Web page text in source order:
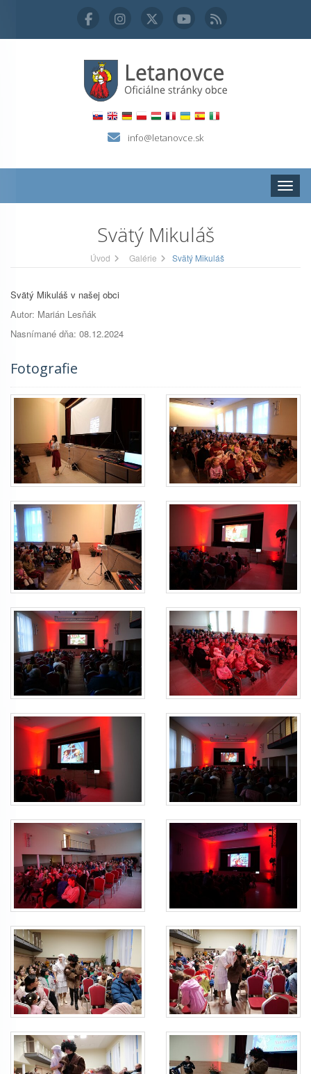
info@letanovce.sk
Svätý Mikuláš
Úvod Galérie Svätý Mikuláš
Svätý Mikuláš v našej obci
Autor: Marián Lesňák
Nasnímané dňa: 08.12.2024
Fotografie